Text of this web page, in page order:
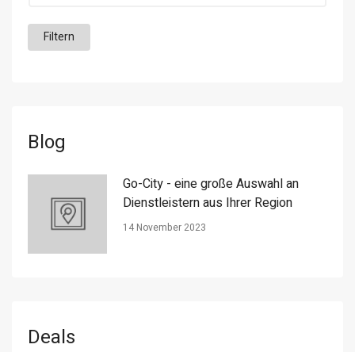
Filtern
Blog
Go-City - eine große Auswahl an
Dienstleistern aus Ihrer Region
14 November 2023
Deals